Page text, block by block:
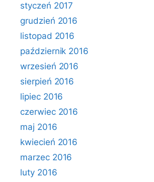
styczeń 2017
grudzień 2016
listopad 2016
październik 2016
wrzesień 2016
sierpień 2016
lipiec 2016
czerwiec 2016
maj 2016
kwiecień 2016
marzec 2016
luty 2016